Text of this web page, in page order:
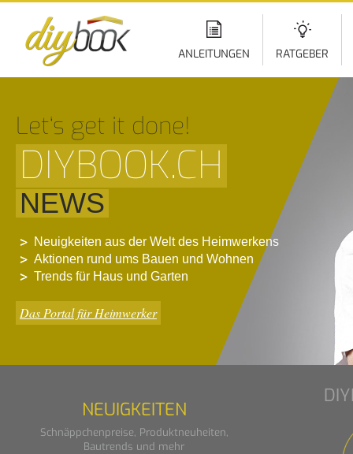
ANLEITUNGEN RATGEBER
Let‘s get it done!
DIYBOOK.CH
NEWS
Neuigkeiten aus der Welt des Heimwerkens
Aktionen rund ums Bauen und Wohnen
Trends für Haus und Garten
Das Portal für Heimwerker
NEUIGKEITEN
Schnäppchenpreise, Produktneuheiten,
Bautrends und mehr